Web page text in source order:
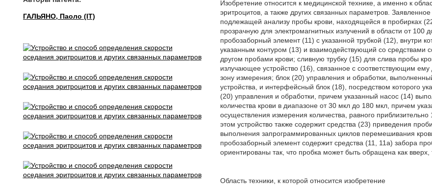
ГАЛЬЯНО, Паоло (IT)
Изобретение относится к медицинской технике, а именно к
эритроцитов, а также других связанных параметров.
подлежащей анализу пробы крови, находящейся в пробирках
прозрачную для электромагнитных излучений в области от
пробозаборный элемент (11) с указанной трубкой (12), внутри
указанным контуром (13) и взаимодействующий со
другом пробами крови; сливную трубку (15) для слива пробы
излучающее устройство (16), связанное с соответствующим
зону измерения; блок (20) управления и обработки,
устройства, и интерфейсный блок (18), посредством которого
(20) управления и обработки, причем указанный насос (14)
количества крови в диапазоне от 30 мкл до 180 мкл, причем
осуществления измерения количества, равного
этом устройство также содержит средства (23) приведения
выполнения запрограммированных циклов перемешивания
пробозаборный элемент содержит средства (11, 11а) забора
ориентированы так, что пробка может быть обращена как
Область техники, к которой относится изобретение